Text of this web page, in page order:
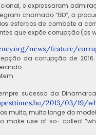
e expressaram
chamado “BD”, a
esforços de combate a
que expõe corrupção (os
news/feature/
da corrupção de
sucesso da
2013/03/19/
muito, muito longe do
make use of so- called